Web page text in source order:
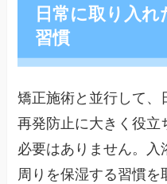
日常に取り入
習慣
矯正施術と並行して
再発防止に大きく役立
必要はありません。
周りを保湿する習慣